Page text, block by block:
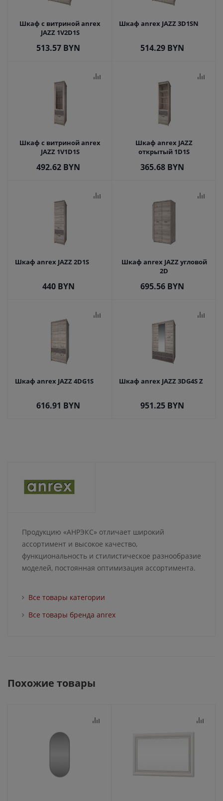
Шкаф с витриной anrex
JAZZ 1V2D1S
513.57 BYN
Шкаф anrex JAZZ 3D1SN
514.29 BYN
Шкаф с витриной anrex
JAZZ 1V1D1S
492.62 BYN
Шкаф anrex JAZZ
открытый 1D1S
365.68 BYN
Шкаф anrex JAZZ 2D1S
440BYN
Шкаф anrex JAZZ угловой
2D
695.56 BYN
Шкаф anrex JAZZ 4DG1S
616.91 BYN
Шкаф anrex JAZZ 3DG4S Z
951.25 BYN
Продукцию «АНРЭКС» отличает широкий
ассортимент и высокое качество,
функциональность и стилистическое разнообразие
моделей, постоянная оптимизация ассортимента.
Все товары категории
Все товары бренда anrex
Похожие товары